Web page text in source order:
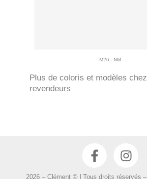
M26 - NM
Plus de coloris et modèles
revendeurs
F
a
c
I
n
s
2026 – Clément © | Tous droits réservés –